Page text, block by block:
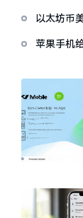
以太坊币
苹果手机